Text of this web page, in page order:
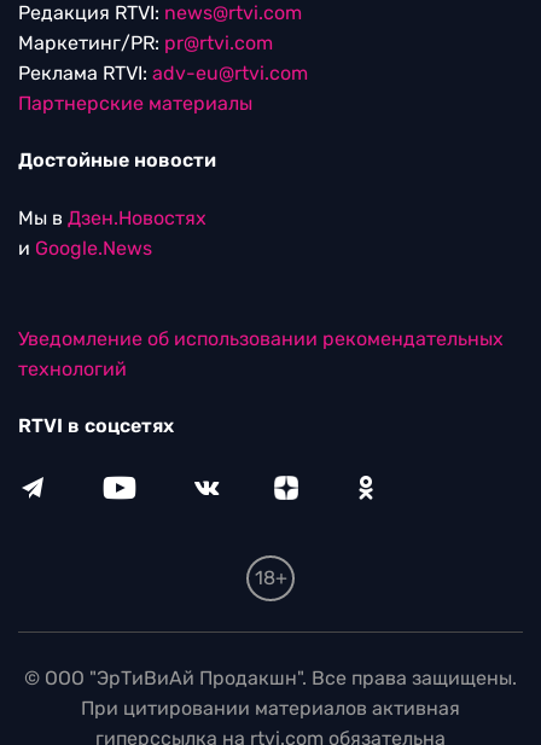
Редакция RTVI: news@rtvi.com
Маркетинг/PR: pr@rtvi.com
Реклама RTVI: adv-eu@rtvi.com
Партнерские материалы
Достойные новости
Мы в Дзен.Новостях
и Google.News
Уведомление об использовании рекомендательных
технологий
RTVI в соцсетях
18+
© ООО "ЭрТиВиАй Продакшн". Все права защищены.
При цитировании материалов активная
гиперссылка на rtvi.com обязательна